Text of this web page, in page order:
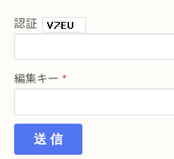
認証
編集キー
送 信